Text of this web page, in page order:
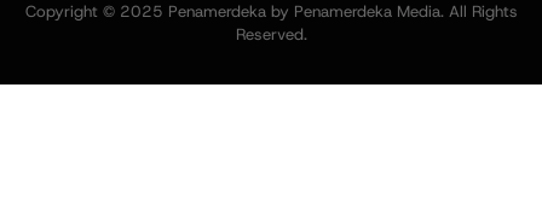
Copyright © 2025 Penamerdeka by Penamerdeka Media. All Rights
Reserved.